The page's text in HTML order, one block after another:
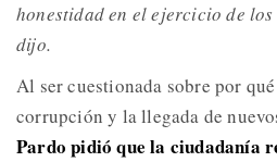
honestidad en el ejercicio de
dijo.
Al ser cuestionada sobre por
corrupción y la llegada de
Pardo pidió que la ciudadanía